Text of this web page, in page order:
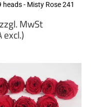
heads - Misty Rose 241
MwSt
excl.)